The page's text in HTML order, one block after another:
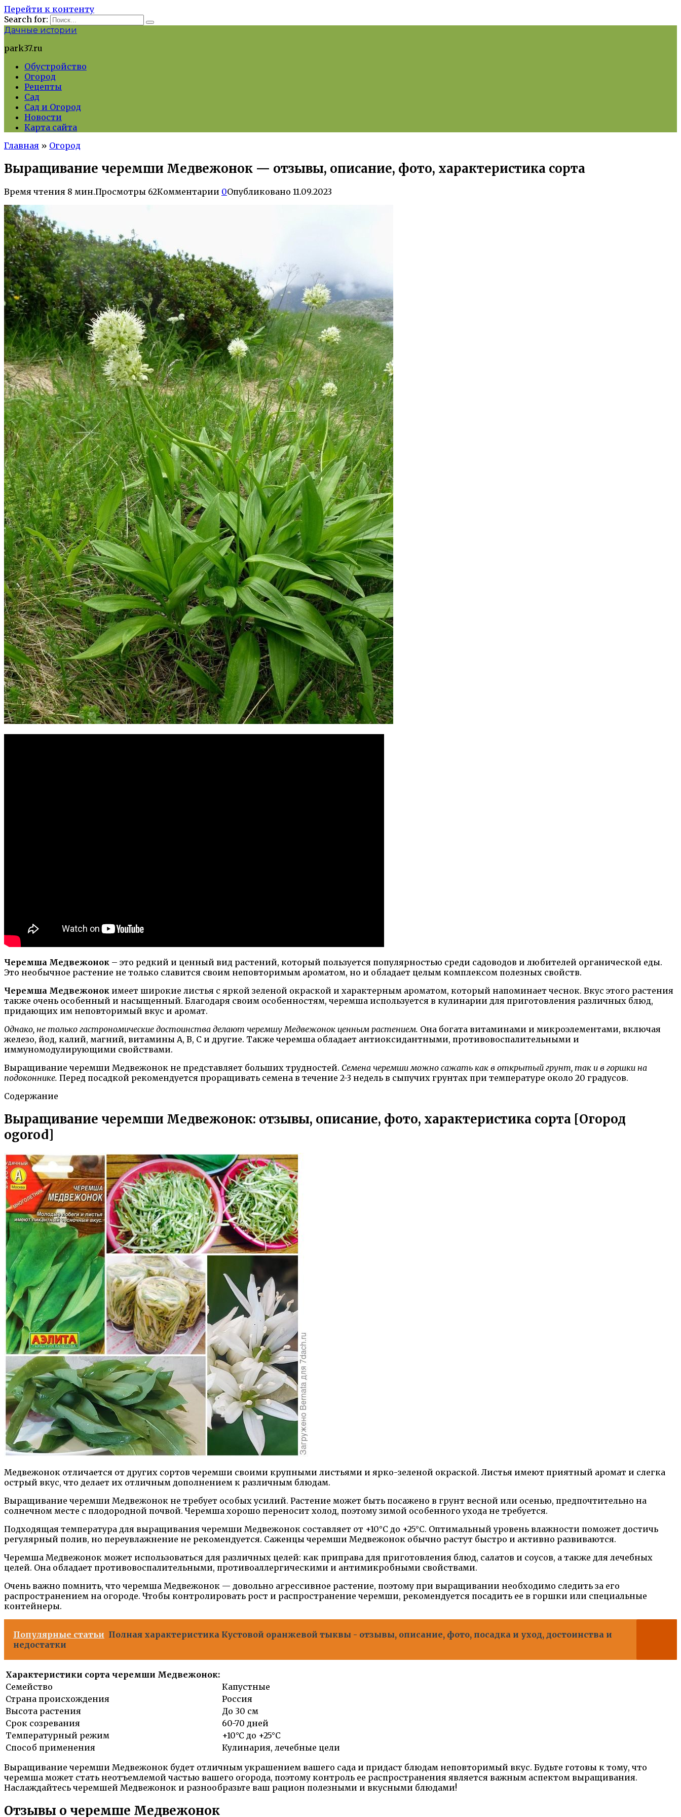
Перейти к контенту
Search for:
Дачные истории
park37.ru
Обустройство
Огород
Рецепты
Сад
Сад и Огород
Новости
Карта сайта
Главная » Огород
Выращивание черемши Медвежонок — отзывы, описание, фото, характеристика сорта
Время чтения 8 мин.Просмотры 62Комментарии 0Опубликовано 11.09.2023
Черемша Медвежонок – это редкий и ценный вид растений, который пользуется популярностью среди садоводов и любителей органической еды.
Это необычное растение не только славится своим неповторимым ароматом, но и обладает целым комплексом полезных свойств.
Черемша Медвежонок имеет широкие листья с яркой зеленой окраской и характерным ароматом, который напоминает чеснок. Вкус этого растения
также очень особенный и насыщенный. Благодаря своим особенностям, черемша используется в кулинарии для приготовления различных блюд,
придающих им неповторимый вкус и аромат.
Однако, не только гастрономические достоинства делают черемшу Медвежонок ценным растением. Она богата витаминами и микроэлементами, включая
железо, йод, калий, магний, витамины А, В, С и другие. Также черемша обладает антиоксидантными, противовоспалительными и
иммуномодулирующими свойствами.
Выращивание черемши Медвежонок не представляет больших трудностей. Семена черемши можно сажать как в открытый грунт, так и в горшки на
подоконнике. Перед посадкой рекомендуется проращивать семена в течение 2-3 недель в сыпучих грунтах при температуре около 20 градусов.
Содержание
Выращивание черемши Медвежонок: отзывы, описание, фото, характеристика сорта [Огород
ogorod]
Медвежонок отличается от других сортов черемши своими крупными листьями и ярко-зеленой окраской. Листья имеют приятный аромат и слегка
острый вкус, что делает их отличным дополнением к различным блюдам.
Выращивание черемши Медвежонок не требует особых усилий. Растение может быть посажено в грунт весной или осенью, предпочтительно на
солнечном месте с плодородной почвой. Черемша хорошо переносит холод, поэтому зимой особенного ухода не требуется.
Подходящая температура для выращивания черемши Медвежонок составляет от +10°C до +25°C. Оптимальный уровень влажности поможет достичь
регулярный полив, но переувлажнение не рекомендуется. Саженцы черемши Медвежонок обычно растут быстро и активно развиваются.
Черемша Медвежонок может использоваться для различных целей: как приправа для приготовления блюд, салатов и соусов, а также для лечебных
целей. Она обладает противовоспалительными, противоаллергическими и антимикробными свойствами.
Очень важно помнить, что черемша Медвежонок — довольно агрессивное растение, поэтому при выращивании необходимо следить за его
распространением на огороде. Чтобы контролировать рост и распространение черемши, рекомендуется посадить ее в горшки или специальные
контейнеры.
Популярные статьи Полная характеристика Кустовой оранжевой тыквы - отзывы, описание, фото, посадка и уход, достоинства и
недостатки
Характеристики сорта черемши Медвежонок:
Семейство
Капустные
Страна происхождения
Россия
Высота растения
До 30 см
Срок созревания
60-70 дней
Температурный режим
+10°C до +25°C
Способ применения
Кулинария, лечебные цели
Выращивание черемши Медвежонок будет отличным украшением вашего сада и придаст блюдам неповторимый вкус. Будьте готовы к тому, что
черемша может стать неотъемлемой частью вашего огорода, поэтому контроль ее распространения является важным аспектом выращивания.
Наслаждайтесь черемшей Медвежонок и разнообразьте ваш рацион полезными и вкусными блюдами!
Отзывы о черемше Медвежонок